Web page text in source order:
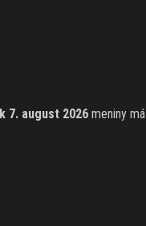
7. august 2026 meniny má